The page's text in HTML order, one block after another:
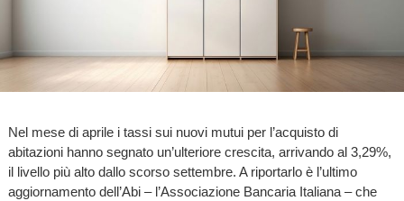
Nel mese di aprile i tassi sui nuovi mutui per l’acquisto di
abitazioni hanno segnato un’ulteriore crescita, arrivando al 3,29%,
il livello più alto dallo scorso settembre. A riportarlo è l’ultimo
aggiornamento dell’Abi – l’Associazione Bancaria Italiana – che